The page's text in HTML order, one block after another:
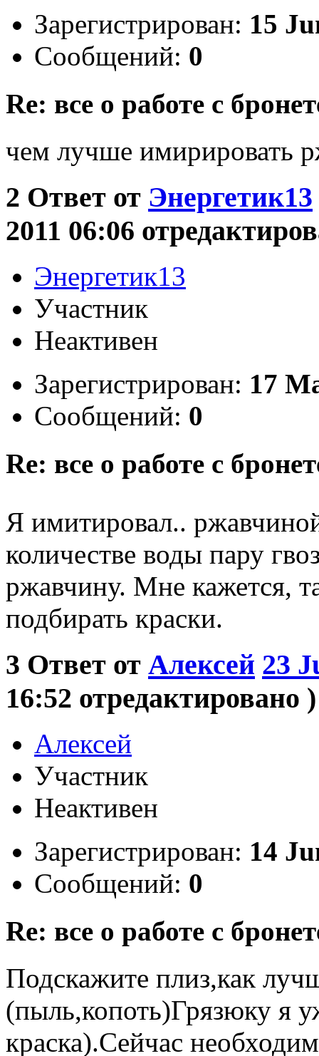
Зарегистрирован: 15
Сообщений: 0
Re: все о работе с
чем лучше имирировать
2 Ответ от Энергетик13
2011 06:06
Энергетик13
Участник
Неактивен
Зарегистрирован: 17
Сообщений: 0
Re: все о работе с
Я имитировал..
количестве воды пару
ржавчину. Мне кажется,
подбирать краски.
3 Ответ от Алексей 23
16:52 отредактировано )
Алексей
Участник
Неактивен
Зарегистрирован: 14
Сообщений: 0
Re: все о работе с
Подскажите плиз,как
(пыль,копоть)Грязюку я
краска).Сейчас